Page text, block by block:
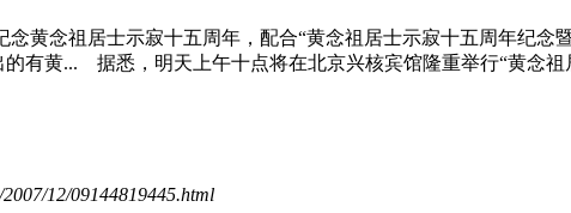
念黄念祖居士示寂十五周年，配合“黄念祖居士示寂十五周年纪念
黄... 据悉，明天上午十点将在北京兴核宾馆隆重举行“黄念祖
12/09144819445.html